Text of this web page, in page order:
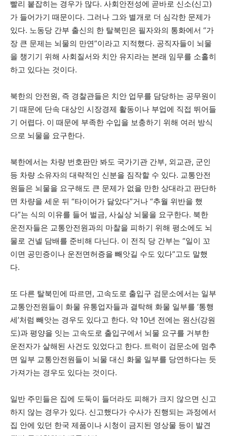
빨리 붙잡히는 경우가 많다. 사회안전성에 곧바로 신소(신고)
가 들어가기 때문이다. 그러나 그와 별개로 더 심각한 문제가
있다. 노동당 간부 출신의 한 탈북민은 필자와의 통화에서 “가
장 큰 문제는 뇌물의 만연”이라고 지적했다. 공직자들이 뇌물
을 챙기기 위해 사회질서와 치안 유지라는 본래 임무를 소홀히
하고 있다는 것이다.
북한의 안전원, 즉 경찰관들은 치안 업무를 담당하는 공무원이
기 때문에 단속 대상인 시장경제 활동이나 부업에 직접 뛰어들
기 어렵다. 이 때문에 부족한 수입을 보충하기 위해 여러 방식
으로 뇌물을 요구한다.
북한에서는 차량 번호판만 봐도 국가기관 간부, 외교관, 군인
등 차량 소유자의 대략적인 신분을 짐작할 수 있다. 교통안전
원들은 뇌물을 요구해도 큰 문제가 없을 만한 상대라고 판단하
면 차량을 세운 뒤 “타이어가 닳았다”거나 “추월 위반을 했
다”는 식의 이유를 들어 벌금, 사실상 뇌물을 요구한다. 북한
운전자들은 교통안전원과의 마찰을 피하기 위해 평소에도 뇌
물로 건넬 담배를 준비해 다닌다. 이 전직 당 간부는 “일이 꼬
이면 공민증이나 운전면허증을 빼앗길 수도 있다”고도 말했
다.
또 다른 탈북민에 따르면, 고속도로 출입구 검문소에서는 일부
교통안전원들이 화물 유통업자들과 결탁해 화물 일부를 ‘통행
세’처럼 빼앗는 경우도 있다고 한다. 약 10년 전에는 원산(강원
도)과 평양을 잇는 고속도로 출입구에서 뇌물 요구를 거부한
운전자가 살해된 사건도 있었다고 한다. 트럭이 검문소에 멈추
면 일부 교통안전원들이 뇌물 대신 화물 일부를 당연하다는 듯
가져가는 경우도 있다는 것이다.
일반 주민들은 집에 도둑이 들더라도 피해가 크지 않으면 신고
하지 않는 경우가 있다. 신고했다가 수사가 진행되는 과정에서
집 안에 있던 한국 제품이나 시청이 금지된 영상물 등이 발견